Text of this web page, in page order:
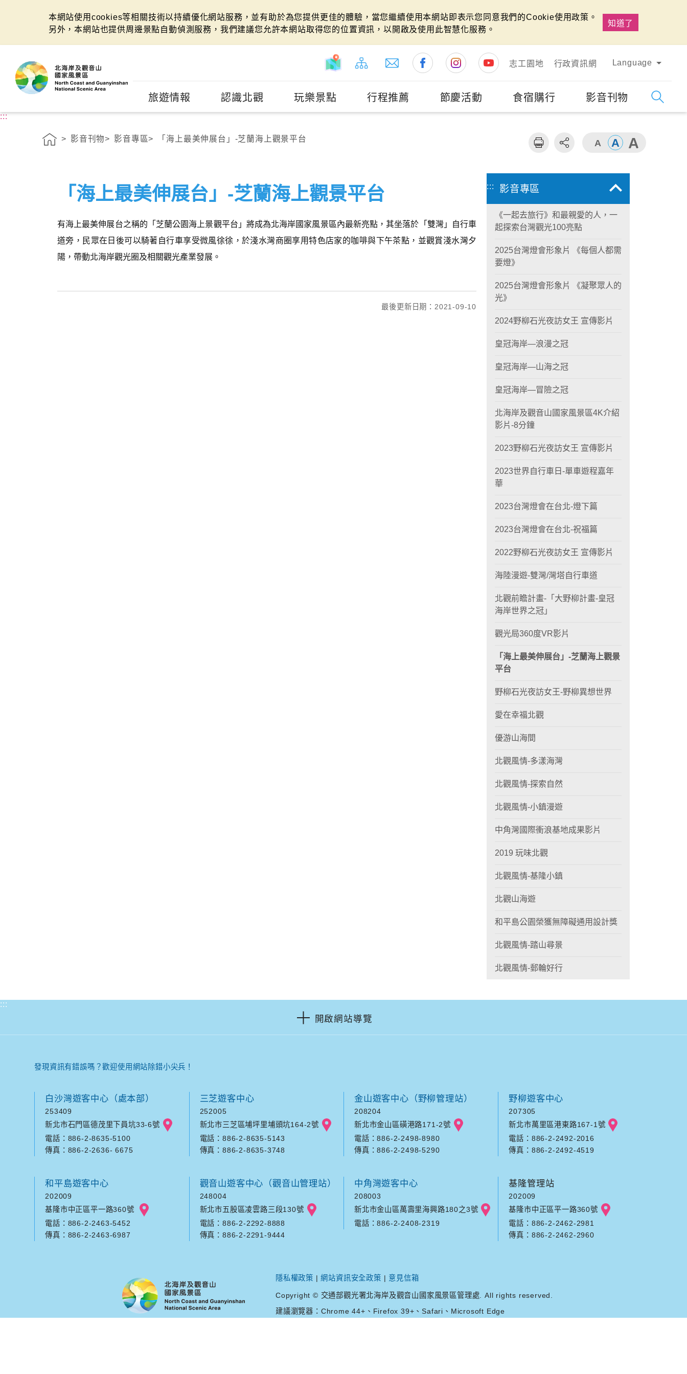
本網站使用cookies等相關技術以持續優化網站服務，並有助於為您提供更佳的體驗，當您繼續使用本網站即表示您同意我們的Cookie使用政策。
另外，本網站也提供周邊景點自動偵測服務，我們建議您允許本網站取得您的位置資訊，以開啟及使用此智慧化服務。
知道了
志工園地
行政資訊網 Language
旅遊情報 認識北觀 玩樂景點 行程推薦 節慶活動 食宿購行 影音刊物
:::
影音刊物 影音專區 「海上最美伸展台」-芝蘭海上觀景平台
「海上最美伸展台」-芝蘭海上觀景平台
有海上最美伸展台之稱的「芝蘭公園海上景觀平台」將成為北海岸國家風景區內最新亮點，其坐落於「雙灣」自行車
道旁，民眾在日後可以騎著自行車享受微風徐徐，於淺水灣商圈享用特色店家的咖啡與下午茶點，並觀賞淺水灣夕
陽，帶動北海岸觀光圈及相關觀光產業發展。
最後更新日期：2021-09-10
::: 影音專區
《一起去旅行》和最親愛的人，一
起探索台灣觀光100亮點
2025台灣燈會形象片 《每個人都需
要燈》
2025台灣燈會形象片 《凝聚眾人的
光》
2024野柳石光夜訪女王 宣傳影片
皇冠海岸—浪漫之冠
皇冠海岸—山海之冠
皇冠海岸—冒險之冠
北海岸及觀音山國家風景區4K介紹
影片-8分鐘
2023野柳石光夜訪女王 宣傳影片
2023世界自行車日-單車遊程嘉年
華
2023台灣燈會在台北-燈下篇
2023台灣燈會在台北-祝福篇
2022野柳石光夜訪女王 宣傳影片
海陸漫遊-雙灣/灣塔自行車道
北觀前瞻計畫-「大野柳計畫-皇冠
海岸世界之冠」
觀光局360度VR影片
「海上最美伸展台」-芝蘭海上觀景
平台
野柳石光夜訪女王-野柳異想世界
愛在幸福北觀
優游山海間
北觀風情-多漾海灣
北觀風情-探索自然
北觀風情-小鎮漫遊
中角灣國際衝浪基地成果影片
2019 玩味北觀
北觀風情-基隆小鎮
北觀山海遊
和平島公園榮獲無障礙通用設計獎
北觀風情-踏山尋景
北觀風情-郵輪好行
:::
開啟網站導覽
發現資訊有錯誤嗎？歡迎使用網站除錯小尖兵！
白沙灣遊客中心（處本部）
253409
新北市石門區德茂里下員坑33-6號
電話：886-2-8635-5100
傳真：886-2-2636- 6675
三芝遊客中心
252005
新北市三芝區埔坪里埔頭坑164-2號
電話：886-2-8635-5143
傳真：886-2-8635-3748
金山遊客中心（野柳管理站）
208204
新北市金山區磺港路171-2號
電話：886-2-2498-8980
傳真：886-2-2498-5290
野柳遊客中心
207305
新北市萬里區港東路167-1號
電話：886-2-2492-2016
傳真：886-2-2492-4519
和平島遊客中心
202009
基隆市中正區平一路360號
電話：886-2-2463-5452
傳真：886-2-2463-6987
觀音山遊客中心（觀音山管理站）
248004
新北市五股區凌雲路三段130號
電話：886-2-2292-8888
傳真：886-2-2291-9444
中角灣遊客中心
208003
新北市金山區萬壽里海興路180之3號
電話：886-2-2408-2319
基隆管理站
202009
基隆市中正區平一路360號
電話：886-2-2462-2981
傳真：886-2-2462-2960
隱私權政策 |網站資訊安全政策 | 意見信箱
Copyright © 交通部觀光署北海岸及觀音山國家風景區管理處. All rights reserved.
建議瀏覽器：Chrome 44+、Firefox 39+、Safari、Microsoft Edge